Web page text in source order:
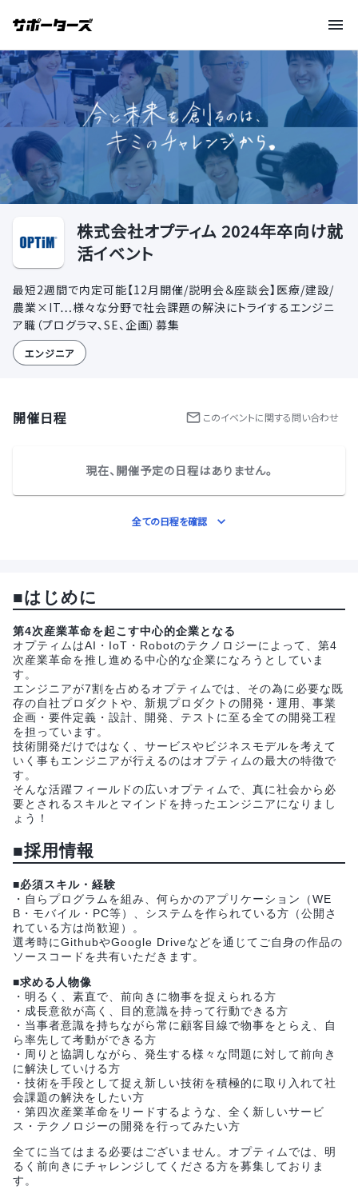
株式会社オプティム 2024年卒向け就
活イベント
最短2週間で内定可能【12月開催/説明会＆座談会】医療/建設/
農業×IT…様々な分野で社会課題の解決にトライするエンジニ
ア職（プログラマ、SE、企画）募集
エンジニア
開催日程 このイベントに関する問い合わせ
現在、開催予定の日程はありません。
全ての日程を確認
■はじめに
第4次産業革命を起こす中心的企業となる
オプティムはAI・IoT・Robotのテクノロジーによって、第4
次産業革命を推し進める中心的な企業になろうとしていま
す。
エンジニアが7割を占めるオプティムでは、その為に必要な既
存の自社プロダクトや、新規プロダクトの開発・運用、事業
企画・要件定義・設計、開発、テストに至る全ての開発工程
を担っています。
技術開発だけではなく、サービスやビジネスモデルを考えて
いく事もエンジニアが行えるのはオプティムの最大の特徴で
す。
そんな活躍フィールドの広いオプティムで、真に社会から必
要とされるスキルとマインドを持ったエンジニアになりまし
ょう！
■採用情報
■必須スキル・経験
・自らプログラムを組み、何らかのアプリケーション（WE
B・モバイル・PC等）、システムを作られている方（公開さ
れている方は尚歓迎）。
選考時にGithubやGoogle Driveなどを通じてご自身の作品の
ソースコードを共有いただきます。
■求める人物像
・明るく、素直で、前向きに物事を捉えられる方
・成長意欲が高く、目的意識を持って行動できる方
・当事者意識を持ちながら常に顧客目線で物事をとらえ、自
ら率先して考動ができる方
・周りと協調しながら、発生する様々な問題に対して前向き
に解決していける方
・技術を手段として捉え新しい技術を積極的に取り入れて社
会課題の解決をしたい方
・第四次産業革命をリードするような、全く新しいサービ
ス・テクノロジーの開発を行ってみたい方
全てに当てはまる必要はございません。オプティムでは、明
るく前向きにチャレンジしてくださる方を募集しておりま
す。